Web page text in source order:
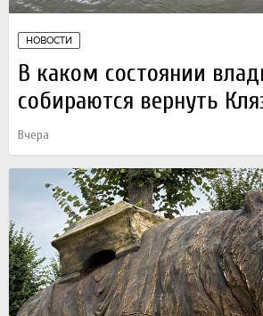
НОВОСТИ
В каком состоянии
собираются вернуть
Вчера